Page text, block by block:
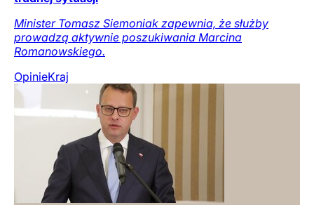
Minister Tomasz Siemoniak zapewnia, że służby
prowadzą aktywnie poszukiwania Marcina
Romanowskiego.
OpinieKraj